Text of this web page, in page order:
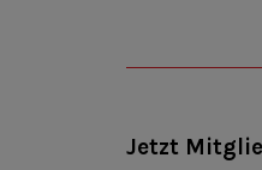
Jetzt